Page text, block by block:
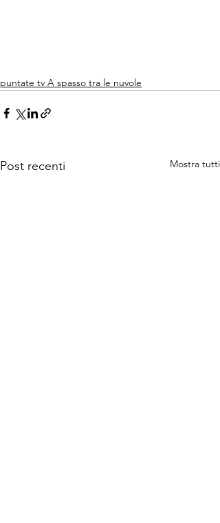
puntate tv A spasso tra le nuvole
Post recenti Mostra tutti